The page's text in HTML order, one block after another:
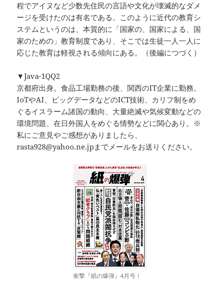
程でアイヌなど少数先住民の言語や文化が壊滅的なダメ
ージを受けたのは有名である。このように近代の教育シ
ステムというのは、本質的に「国家の、国家による、国
家のための」教育制度であり、そこでは生徒一人一人に
応じた教育は軽視される傾向にある。（後編につづく）
▼Java-1QQ2
京都府出身。食品工場勤務の後、関西のIT企業に勤務。
IoTやAI、ビッグデータなどのICT技術、カリフ制をめ
ぐるイスラーム諸国の動向、大量絶滅や気候変動などの
環境問題、在日外国人をめぐる情勢などに関心あり。※
私にご意見やご感想がありましたら、
rasta928@yahoo.ne.jpまでメールをお送りください。
衝撃『紙の爆弾』4月号！